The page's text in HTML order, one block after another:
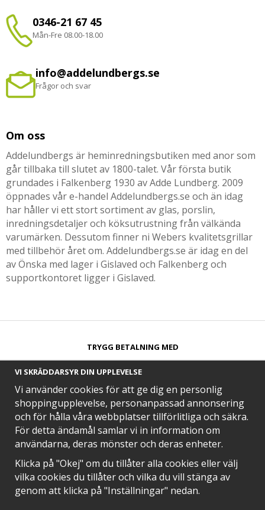
0346-21 67 45
Mån-Fre 08.00-18.00
info@addelundbergs.se
Frågor och svar
Om oss
Addelundbergs är heminredningsbutiken med anor som
går tillbaka till slutet av 1800-talet. Vår första butik
grundades i Falkenberg 1930 av Adde Lundberg. 2009
öppnades vår e-handel Addelundbergs.se och än idag
har håller vi ett stort sortiment av glas, porslin,
inredningsdetaljer och köksutrustning från välkända
varumärken. Dessutom finner ni Webers kvalitetsgrillar
med tillbehör året om. Addelundbergs.se är idag en del
av Önska med lager i Gislaved och Falkenberg och
supportkontoret ligger i Gislaved.
TRYGG BETALNING MED​
SNABB LEVERANS MED
EN DEL AV
VI SKRÄDDARSYR DIN UPPLEVELSE
Vi använder cookies för att ge dig en personlig
shoppingupplevelse, personanpassad annonsering
och för hålla våra webbplatser tillförlitliga och säkra.
För detta ändamål samlar vi in information om
användarna, deras mönster och deras enheter.
Klicka på "Okej" om du tillåter alla cookies eller välj
vilka cookies du tillåter och vilka du vill stänga av
genom att klicka på "Inställningar" nedan.